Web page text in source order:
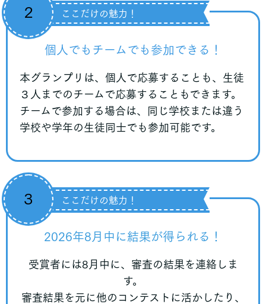
ここだけの魅力！
２
個人でもチームでも参加できる！
本グランプリは、個人で応募することも、生徒
３人までのチームで応募することもできます。
チームで参加する場合は、同じ学校または違う
学校や学年の生徒同士でも参加可能です。
ここだけの魅力！
３
2026年8月中に結果が得られる！
受賞者には8月中に、審査の結果を連絡しま
す。
審査結果を元に他のコンテストに活かしたり、